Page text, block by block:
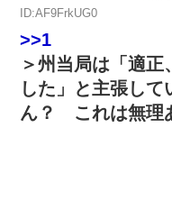
ID:AF9FrkUG0
>>1
＞州当局は「適
した」と主張して
ん？ これは無理